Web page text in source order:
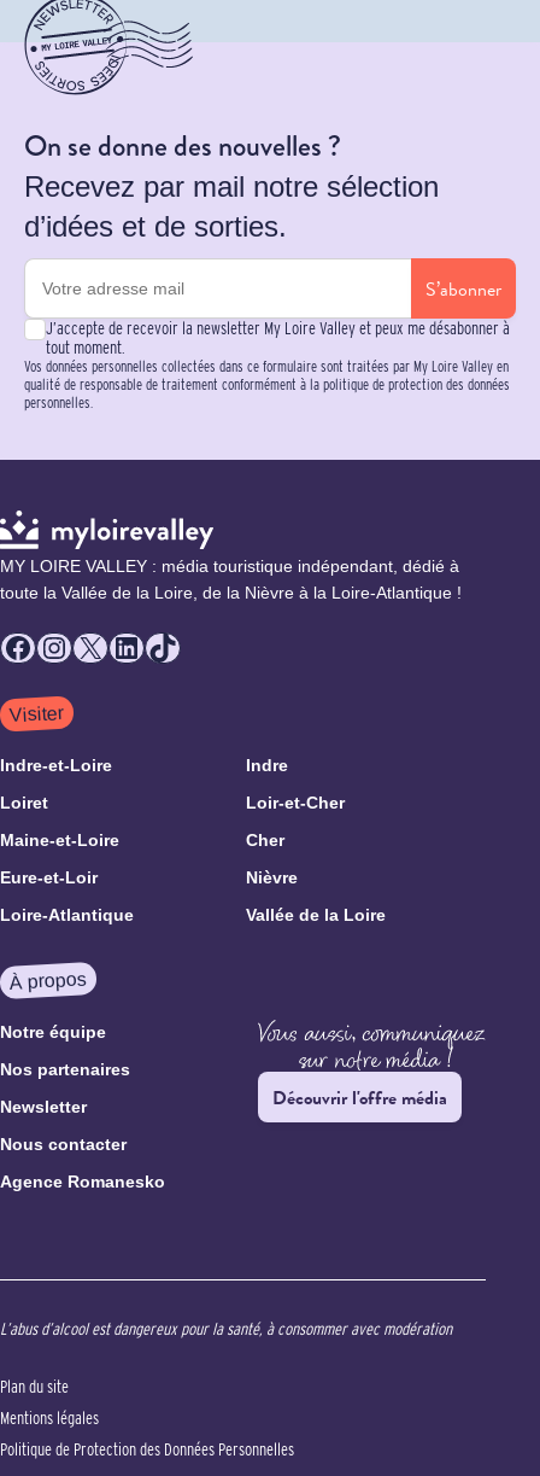
On se donne des nouvelles ?
Recevez par mail notre sélection
d’idées et de sorties.
S’abonner
J’accepte de recevoir la newsletter My Loire Valley et peux me désabonner à
tout moment.
Vos données personnelles collectées dans ce formulaire sont traitées par My Loire Valley en
qualité de responsable de traitement conformément à la politique de protection des données
personnelles.
MY LOIRE VALLEY : média touristique indépendant, dédié à
toute la Vallée de la Loire, de la Nièvre à la Loire-Atlantique !
Facebook
Instagram
X LinkedIn
TikTok
Visiter
Indre-et-Loire
Indre
Loiret
Loir-et-Cher
Maine-et-Loire
Cher
Eure-et-Loir
Nièvre
Loire-Atlantique
Vallée de la Loire
À propos
Notre équipe
Nos partenaires
Newsletter
Nous contacter
Agence Romanesko
Découvrir l'offre média
L’abus d’alcool est dangereux pour la santé, à consommer avec modération
Plan du site
Mentions légales
Politique de Protection des Données Personnelles